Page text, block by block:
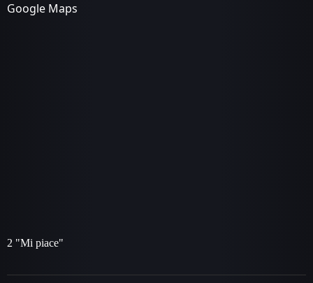
Google Maps
2 "Mi piace"